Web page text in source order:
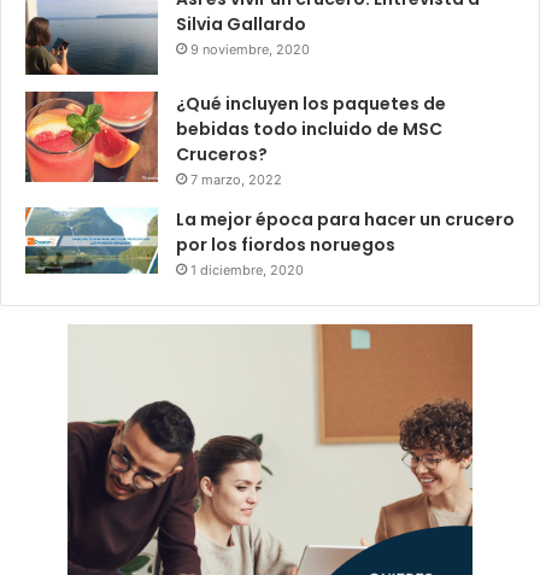
Silvia Gallardo
9 noviembre, 2020
¿Qué incluyen los paquetes de
bebidas todo incluido de MSC
Cruceros?
7 marzo, 2022
La mejor época para hacer un crucero
por los fiordos noruegos
1 diciembre, 2020